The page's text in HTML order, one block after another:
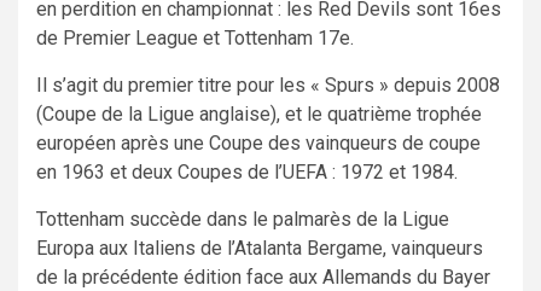
en perdition en championnat : les Red Devils sont 16es
de Premier League et Tottenham 17e.
Il s’agit du premier titre pour les « Spurs » depuis 2008
(Coupe de la Ligue anglaise), et le quatrième trophée
européen après une Coupe des vainqueurs de coupe
en 1963 et deux Coupes de l’UEFA : 1972 et 1984.
Tottenham succède dans le palmarès de la Ligue
Europa aux Italiens de l’Atalanta Bergame, vainqueurs
de la précédente édition face aux Allemands du Bayer